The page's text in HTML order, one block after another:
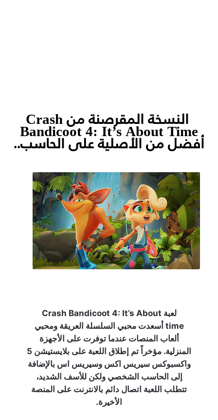
النسخة المقرصنة من Crash
Bandicoot 4: It’s About Time
أفضل من الأصلية على الحاسب..
لعبة Crash Bandicoot 4: It’s About
time أسعدت محبي السلسلة العريقة ومحبي
ألعاب المنصات عندما توفرت على الأجهزة
المنزلية. مؤخراً تم إطلاق اللعبة على بلايستيشن 5
واكسبوكس سيريس اكس وسيريس اس بالإضافة
إلى الحاسب الشخصي ولكن للأسف الشديد،
تتطلب اللعبة اتصال دائم بالانترنت على المنصة
الأخيرة.